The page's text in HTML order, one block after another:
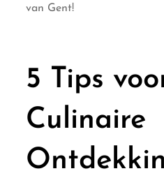
van Gent!
5 Tips
Culinaire